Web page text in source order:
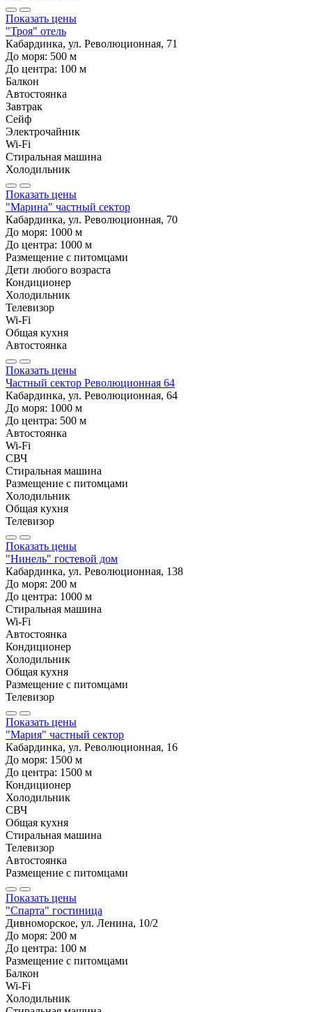
Показать цены
"Троя" отель
Кабардинка, ул. Революционная, 71
До моря: 500 м
До центра: 100 м
Балкон
Автостоянка
Завтрак
Сейф
Электрочайник
Wi-Fi
Стиральная машина
Холодильник
Показать цены
"Марина" частный сектор
Кабардинка, ул. Революционная, 70
До моря: 1000 м
До центра: 1000 м
Размещение с питомцами
Дети любого возраста
Кондиционер
Холодильник
Телевизор
Wi-Fi
Общая кухня
Автостоянка
Показать цены
Частный сектор Революционная 64
Кабардинка, ул. Революционная, 64
До моря: 1000 м
До центра: 500 м
Автостоянка
Wi-Fi
СВЧ
Стиральная машина
Размещение с питомцами
Холодильник
Общая кухня
Телевизор
Показать цены
"Нинель" гостевой дом
Кабардинка, ул. Революционная, 138
До моря: 200 м
До центра: 1000 м
Стиральная машина
Wi-Fi
Автостоянка
Кондиционер
Холодильник
Общая кухня
Размещение с питомцами
Телевизор
Показать цены
"Мария" частный сектор
Кабардинка, ул. Революционная, 16
До моря: 1500 м
До центра: 1500 м
Кондиционер
Холодильник
СВЧ
Общая кухня
Стиральная машина
Телевизор
Автостоянка
Размещение с питомцами
Показать цены
"Спарта" гостиница
Дивноморское, ул. Ленина, 10/2
До моря: 200 м
До центра: 100 м
Размещение с питомцами
Балкон
Wi-Fi
Холодильник